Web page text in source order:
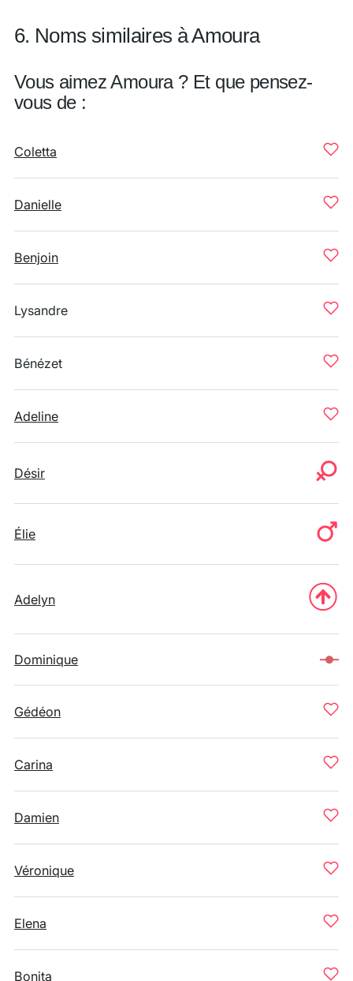
6. Noms similaires à Amoura
Vous aimez Amoura ? Et que pensez-
vous de :
Coletta
Danielle
Benjoin
Lysandre
Bénézet
Adeline
Désir
Élie
Adelyn
Dominique
Gédéon
Carina
Damien
Véronique
Elena
Bonita